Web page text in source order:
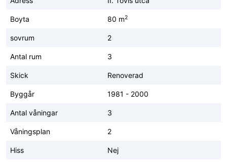
Boyta 80 m2
sovrum 2
Antal rum 3
Skick Renoverad
Byggår 1981 - 2000
Antal våningar 3
Våningsplan 2
Hiss Nej